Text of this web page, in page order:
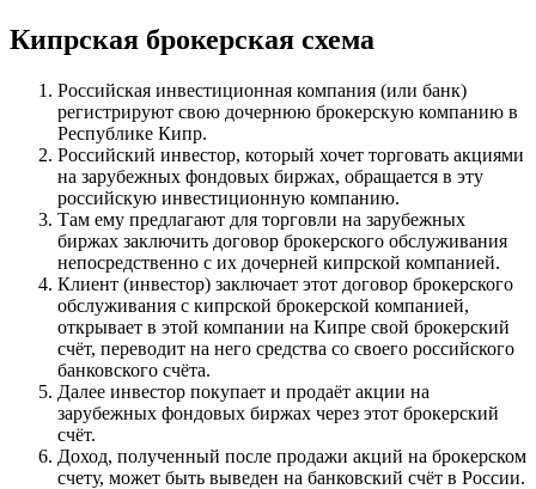
Кипрская брокерская схема
Российская инвестиционная компания (или банк)
регистрируют свою дочернюю брокерскую компанию в
Республике Кипр.
Российский инвестор, который хочет торговать акциями
на зарубежных фондовых биржах, обращается в эту
российскую инвестиционную компанию.
Там ему предлагают для торговли на зарубежных
биржах заключить договор брокерского обслуживания
непосредственно с их дочерней кипрской компанией.
Клиент (инвестор) заключает этот договор брокерского
обслуживания с кипрской брокерской компанией,
открывает в этой компании на Кипре свой брокерский
счёт, переводит на него средства со своего российского
банковского счёта.
Далее инвестор покупает и продаёт акции на
зарубежных фондовых биржах через этот брокерский
счёт.
Доход, полученный после продажи акций на брокерском
счету, может быть выведен на банковский счёт в России.